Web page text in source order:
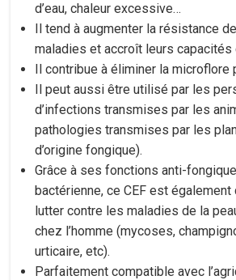
d’eau, chaleur excessive…
Il tend à augmenter la résistance
maladies et accroît leurs capacités
Il contribue à éliminer la microflore
Il peut aussi être utilisé par les
d’infections transmises par les
pathologies transmises par les
d’origine fongique).
Grâce à ses fonctions anti-
bactérienne, ce CEF est
lutter contre les maladies de la
chez l’homme (mycoses,
urticaire, etc).
Parfaitement compatible avec